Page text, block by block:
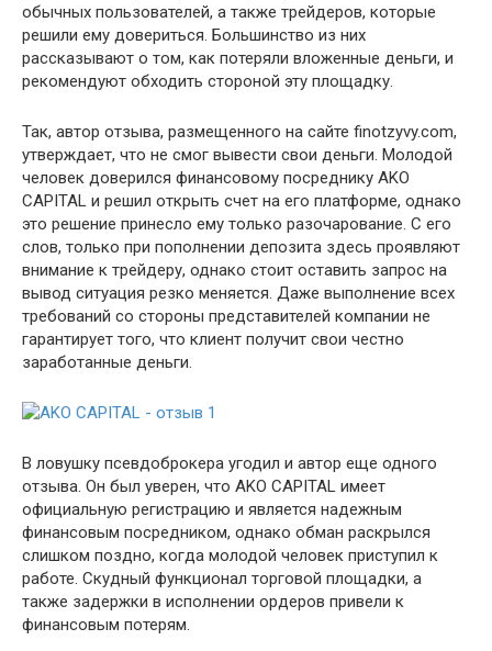
обычных пользователей, а также трейдеров, которые
решили ему довериться. Большинство из них
рассказывают о том, как потеряли вложенные деньги, и
рекомендуют обходить стороной эту площадку.
Так, автор отзыва, размещенного на сайте finotzyvy.com,
утверждает, что не смог вывести свои деньги. Молодой
человек доверился финансовому посреднику AKO
CAPITAL и решил открыть счет на его платформе, однако
это решение принесло ему только разочарование. С его
слов, только при пополнении депозита здесь проявляют
внимание к трейдеру, однако стоит оставить запрос на
вывод ситуация резко меняется. Даже выполнение всех
требований со стороны представителей компании не
гарантирует того, что клиент получит свои честно
заработанные деньги.
В ловушку псевдоброкера угодил и автор еще одного
отзыва. Он был уверен, что AKO CAPITAL имеет
официальную регистрацию и является надежным
финансовым посредником, однако обман раскрылся
слишком поздно, когда молодой человек приступил к
работе. Скудный функционал торговой площадки, а
также задержки в исполнении ордеров привели к
финансовым потерям.